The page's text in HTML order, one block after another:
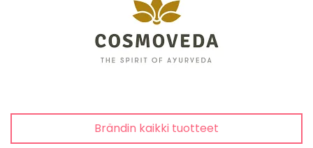
Brändin kaikki tuotteet